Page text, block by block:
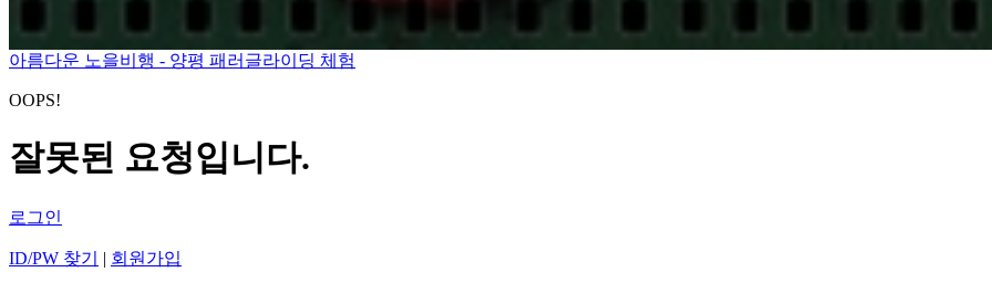
아름다운 노을비행 - 양평 패러글라이딩 체험
OOPS!
잘못된 요청입니다.
로그인
ID/PW 찾기 | 회원가입